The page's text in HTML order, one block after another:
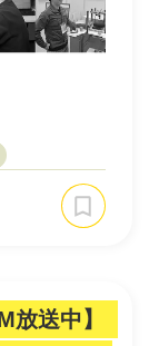
放送中】